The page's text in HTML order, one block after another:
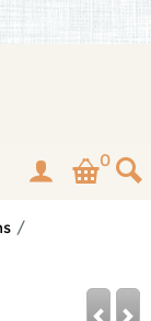
0
/